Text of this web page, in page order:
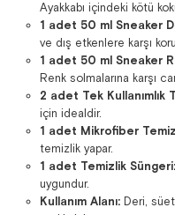
Ayakkabı içindeki kötü
1 adet 50 ml Sneaker
ve dış etkenlere karşı
1 adet 50 ml Sneaker
Renk solmalarına karşı
2 adet Tek Kullanımlık
için idealdir.
1 adet Mikrofiber
temizlik yapar.
1 adet Temizlik Süngeri:
uygundur.
Kullanım Alanı: Deri,